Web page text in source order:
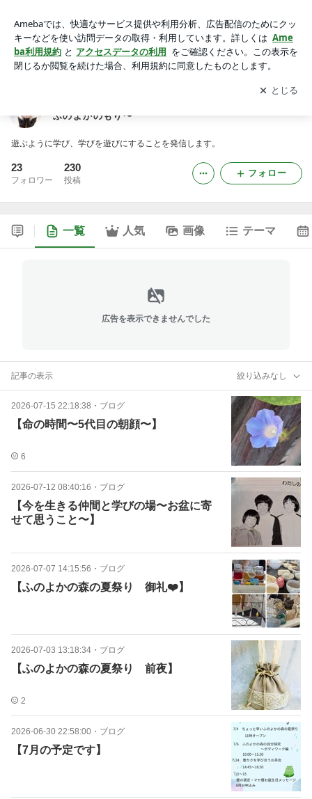
のもり〜アプリをダウンロードして ブログの更新通知
を受け取りまし
ょう。
開く
ふのよかのもり〜
遊ぶように学び、学びを遊びにすることを発信します。
23
フォロワー
230
投稿
フォロー
一覧 人気 画像 テーマ
広告を表示できませんでした
記事の表示 絞り込みなし
2026-07-15 22:18:38 ・ ブログ
【命の時間〜5代目の朝顔〜】
6
2026-07-12 08:40:16 ・ ブログ
【今を生きる仲間と学びの場〜お盆に寄
せて思うこと〜】
2026-07-07 14:15:56 ・ ブログ
【ふのよかの森の夏祭り 御礼❤️】
2026-07-03 13:18:34 ・ ブログ
【ふのよかの森の夏祭り 前夜】
2
2026-06-30 22:58:00 ・ ブログ
【7月の予定です】